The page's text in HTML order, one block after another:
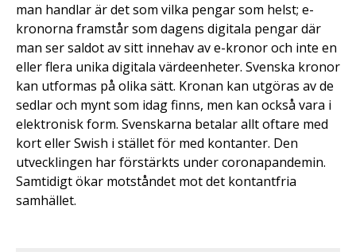
man handlar är det som vilka pengar som helst; e-
kronorna framstår som dagens digitala pengar där
man ser saldot av sitt innehav av e-kronor och inte en
eller flera unika digitala värdeenheter. Svenska kronor
kan utformas på olika sätt. Kronan kan utgöras av de
sedlar och mynt som idag finns, men kan också vara i
elektronisk form. Svenskarna betalar allt oftare med
kort eller Swish i stället för med kontanter. Den
utvecklingen har förstärkts under coronapandemin.
Samtidigt ökar motståndet mot det kontantfria
samhället.